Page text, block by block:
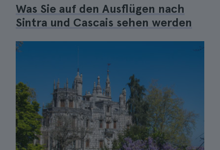
Was Sie auf den Ausflügen nach
Sintra und Cascais sehen werden